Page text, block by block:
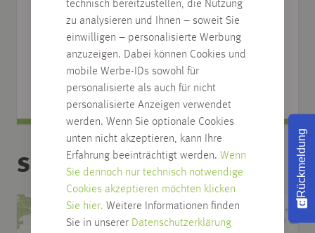
technisch bereitzustellen, die Nutzung
zu analysieren und Ihnen – soweit Sie
einwilligen – personalisierte Werbung
anzuzeigen. Dabei können Cookies und
mobile Werbe-IDs sowohl für
personalisierte als auch für nicht
personalisierte Anzeigen verwendet
werden. Wenn Sie optionale Cookies
unten nicht akzeptieren, kann Ihre
Erfahrung beeinträchtigt werden. Wenn
Sie dennoch nur technisch notwendige
Cookies akzeptieren möchten klicken
Sie hier. Weitere Informationen finden
Sie in unserer Datenschutzerklärung
Sprechen Sie uns an:
0751/4004-0
info@habisreutinger.de
Standorte Rückmeldung